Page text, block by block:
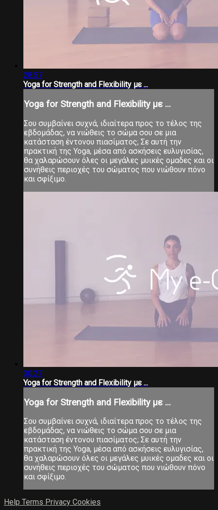
28:57
Yoga for Strength and Flexibility με ...
Yoga for Strength and Flexibility με ...
Σου συμβαίνει συχνά, ιδιαίτερα προς το τέλος της
εβδομάδας, να νιώθεις το σώμα σου σε μια
κατάσταση έντονου πιασίματος; Σε αυτή την
πρακτική της Yoga, μέσα από ασκήσεις ευλυγισίας,
θα χαλαρώσουν όλες οι μεγάλες μυικές ομαδες και οι
συνήθεις περιοχές του σώματος που νιώθουν πόνο
και σφίξιμο.
30:27
Yoga for Strength and Flexibility με ...
Yoga for Strength and Flexibility με ...
Σου συμβαίνει συχνά, ιδιαίτερα προς το τέλος της
εβδομάδας, να νιώθεις το σώμα σου σε μια
κατάσταση έντονου πιασίματος; Σε αυτή την
πρακτική της Yoga, μέσα από ασκήσεις ευλυγισίας,
θα χαλαρώσουν όλες οι μεγάλες μυικές ομαδες και οι
συνήθεις περιοχές του σώματος που νιώθουν πόνο
και σφίξιμο.
Help Terms Privacy Cookies